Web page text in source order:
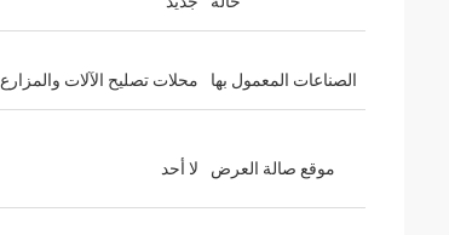
الصناعات المعمول بها محلات تصليح الآلات والمزارع
موقع صالة العرض لا أحد